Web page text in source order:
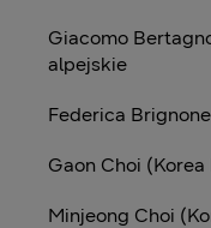
Giacomo
alpejskie
Federica
Gaon Choi
Minjeong Choi